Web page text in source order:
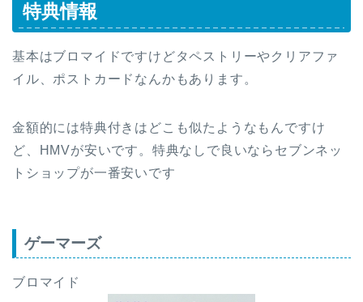
特典情報
基本はブロマイドですけどタペストリーやクリアファ
イル、ポストカードなんかもあります。
金額的には特典付きはどこも似たようなもんですけ
ど、HMVが安いです。特典なしで良いならセブンネッ
トショップが一番安いです
ゲーマーズ
ブロマイド